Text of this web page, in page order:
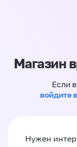
Магазин
Если
войдите
Нужен